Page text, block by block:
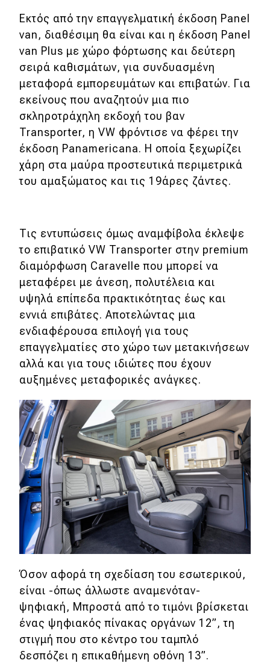
Εκτός από την επαγγελματική έκδοση Panel
van, διαθέσιμη θα είναι και η έκδοση Panel
van Plus με χώρο φόρτωσης και δεύτερη
σειρά καθισμάτων, για συνδυασμένη
μεταφορά εμπορευμάτων και επιβατών. Για
εκείνους που αναζητούν μια πιο
σκληροτράχηλη εκδοχή του βαν
Transporter, η VW φρόντισε να φέρει την
έκδοση Panamericana. H οποία ξεχωρίζει
χάρη στα μαύρα προστευτικά περιμετρικά
του αμαξώματος και τις 19άρες ζάντες.
Τις εντυπώσεις όμως αναμφίβολα έκλεψε
το επιβατικό VW Transporter στην premium
διαμόρφωση Caravelle που μπορεί να
μεταφέρει με άνεση, πολυτέλεια και
υψηλά επίπεδα πρακτικότητας έως και
εννιά επιβάτες. Αποτελώντας μια
ενδιαφέρουσα επιλογή για τους
επαγγελματίες στο χώρο των μετακινήσεων
αλλά και για τους ιδιώτες που έχουν
αυξημένες μεταφορικές ανάγκες.
Όσον αφορά τη σχεδίαση του εσωτερικού,
είναι -όπως άλλωστε αναμενόταν-
ψηφιακή, Μπροστά από το τιμόνι βρίσκεται
ένας ψηφιακός πίνακας οργάνων 12”, τη
στιγμή που στο κέντρο του ταμπλό
δεσπόζει η επικαθήμενη οθόνη 13”.